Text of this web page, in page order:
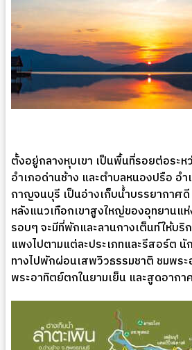
ตั้งอยู่กลางหุบเขา เป็นพื้นที่รอยต่อระ
อำเภอด่านช้าง และตำบลหนองปรือ อ
กาญจนบุรี เป็นอ่างเก็บน้ำบรรยากาศ
หลังแนวเทือกเขาสูงใหญ่ของอุทยานแ
รอบๆ จะมีที่พักและลานกางเต็นท์ให้บริ
แพงไปตามแต่ละประเภทและรีสอร์ต นั
ทางไปพักผ่อนเสพวิวธรรมชาติ ชมพระ
พระอาทิตย์ตกในยามเย็น และสูดอาก